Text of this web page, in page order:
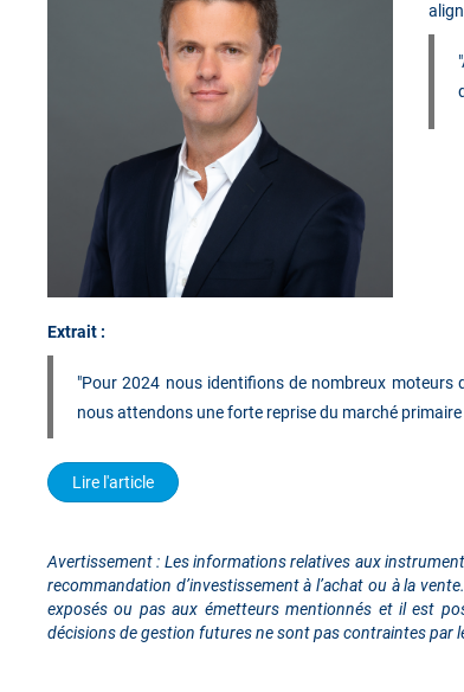
Extrait :
"Pour 2024 nous identifions de nombreux
nous attendons une forte reprise du marché
Lire l'article
Avertissement : Les informations relatives aux
recommandation d’investissement à l’achat ou à la
exposés ou pas aux émetteurs mentionnés et il est
décisions de gestion futures ne sont pas contraintes par